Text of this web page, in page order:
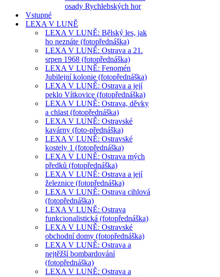
osady Rychlebských hor
Vstupné
LEXA V LUNĚ
LEXA V LUNĚ: Bělský les, jak
ho neznáte (fotopřednáška)
LEXA V LUNĚ: Ostrava a 21.
srpen 1968 (fotopřednáška)
LEXA V LUNĚ: Fenomén
Jubilejní kolonie (fotopřednáška)
LEXA V LUNĚ: Ostrava a její
peklo Vítkovice (fotopřednáška)
LEXA V LUNĚ: Ostrava, děvky
a chlast (fotopřednáška)
LEXA V LUNĚ: Ostravské
kavárny (foto-přednáška)
LEXA V LUNĚ: Ostravské
kostely 1 (fotopřednáška)
LEXA V LUNĚ: Ostrava mých
předků (fotopřednáška)
LEXA V LUNĚ: Ostrava a její
železnice (fotopřednáška)
LEXA V LUNĚ: Ostrava cihlová
(fotopřednáška)
LEXA V LUNĚ: Ostrava
funkcionalistická (fotopřednáška)
LEXA V LUNĚ: Ostravské
obchodní domy (fotopřednáška)
LEXA V LUNĚ: Ostrava a
nejtěžší bombardování
(fotopřednáška)
LEXA V LUNĚ: Ostrava a